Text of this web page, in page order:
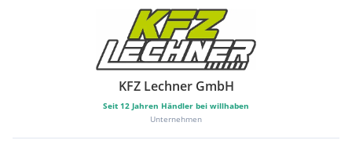
Reifendruck-Kontrollsystem
Rücksitzlehne geteilt/klappbar (60:40)
Sitzheizung vorn
Scheinwerfer-Assistent mit Tag-/Nachtsensor
KFZ Lechner GmbH
Seit 12 Jahren Händler bei willhaben
Unternehmen